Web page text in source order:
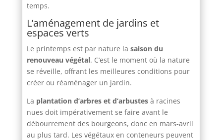
temps.
L’aménagement de jardins et
espaces verts
Le printemps est par nature la saison du
renouveau végétal. C’est le moment où la nature
se réveille, offrant les meilleures conditions pour
créer ou réaménager un jardin.
La plantation d’arbres et d’arbustesà racines
nues doit impérativement se faire avant le
débourrement des bourgeons, donc en mars-avril
au plus tard. Les végétaux en conteneurs peuvent